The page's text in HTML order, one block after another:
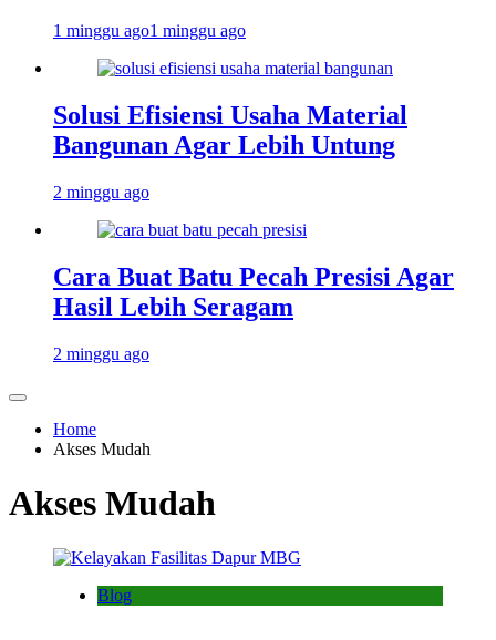
1 minggu ago1 minggu ago
Solusi Efisiensi Usaha Material
Bangunan Agar Lebih Untung
2 minggu ago
Cara Buat Batu Pecah Presisi Agar
Hasil Lebih Seragam
2 minggu ago
Home
Akses Mudah
Akses Mudah
Blog